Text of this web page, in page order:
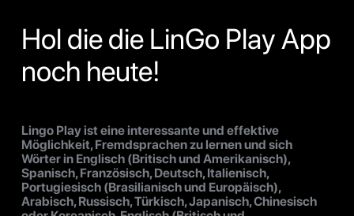
Hol die die LinGo Play App
noch heute!
Lingo Play ist eine interessante und effektive
Möglichkeit, Fremdsprachen zu lernen und sich
Wörter in Englisch (Britisch und Amerikanisch),
Spanisch, Französisch, Deutsch, Italienisch,
Portugiesisch (Brasilianisch und Europäisch),
Arabisch, Russisch, Türkisch, Japanisch, Chinesisch